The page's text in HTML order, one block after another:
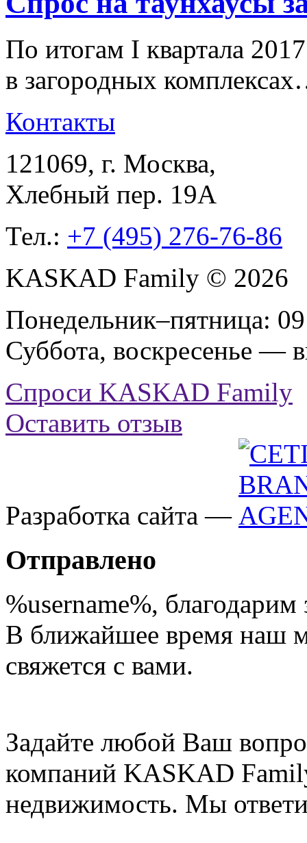
По итогам I квартала
в загородных
Контакты
121069, г. Москва,
Хлебный пер. 19А
Тел.: +7 (495) 276-76-86
KASKAD Family © 2026
Понедельник–пятница:
Суббота, воскресенье —
Спроси KASKAD Family
Оставить отзыв
Разработка сайта —
Отправлено
%username%, благодарим
В ближайшее время наш
свяжется с вами.
Задайте любой Ваш
компаний KASKAD
недвижимость. Мы